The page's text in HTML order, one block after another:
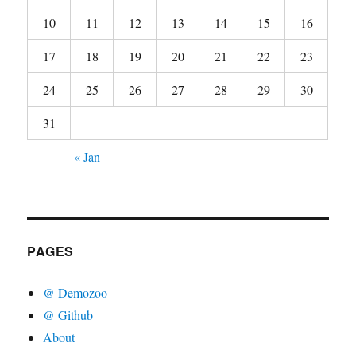
10
11 12 13 14 15
16
17
18 19 20 21 22
23
24
25 26 27 28 29
30
31
« Jan
PAGES
@ Demozoo
@ Github
About